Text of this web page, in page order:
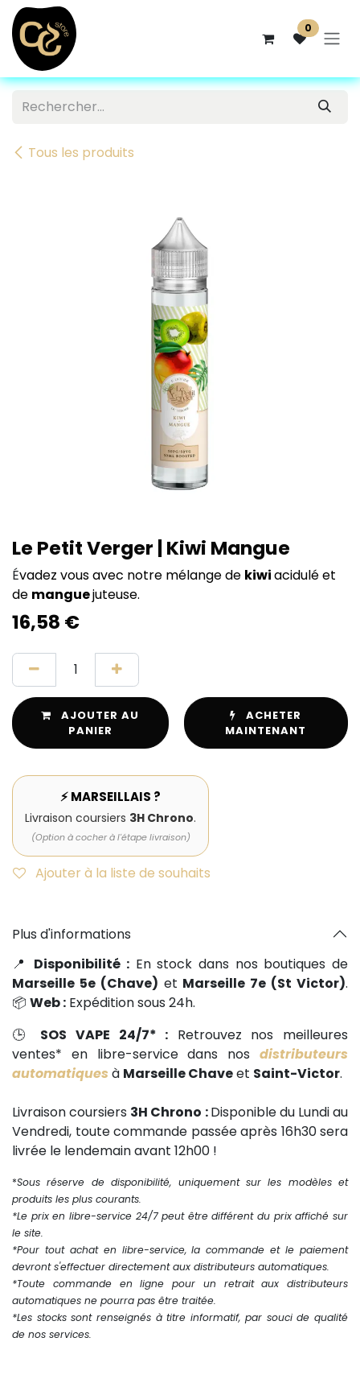
Se rendre au contenu
0
Tous les produits
Le Petit Verger | Kiwi Mangue
Évadez vous avec notre mélange de kiwiacidulé et
de manguejuteuse.
16,58 €
AJOUTER AU
PANIER
ACHETER
MAINTENANT
⚡ MARSEILLAIS ?
Livraison coursiers 3H Chrono.
(Option à cocher à l'étape livraison)
Ajouter à la liste de souhaits
Plus d'informations
📍 Disponibilité : En stock dans nos boutiques de
Marseille 5e (Chave) et Marseille 7e (St Victor).
📦 Web : Expédition sous 24h.
🕒 SOS VAPE 24/7* : Retrouvez nos meilleures
ventes* en libre-service dans nos distributeurs
automatiques à Marseille Chaveet Saint-Victor.
Livraison coursiers 3H Chrono :Disponible du Lundi au
Vendredi, toute commande passée après 16h30 sera
livrée le lendemain avant 12h00 !
*Sous réserve de disponibilité, uniquement sur les modèles et
produits les plus courants.
*Le prix en libre-service 24/7 peut être différent du prix affiché sur
le site.
*Pour tout achat en libre-service, la commande et le paiement
devront s'effectuer directement aux distributeurs automatiques.
*Toute commande en ligne pour un retrait aux distributeurs
automatiques ne pourra pas être traitée.
*Les stocks sont renseignés à titre informatif, par souci de qualité
de nos services.